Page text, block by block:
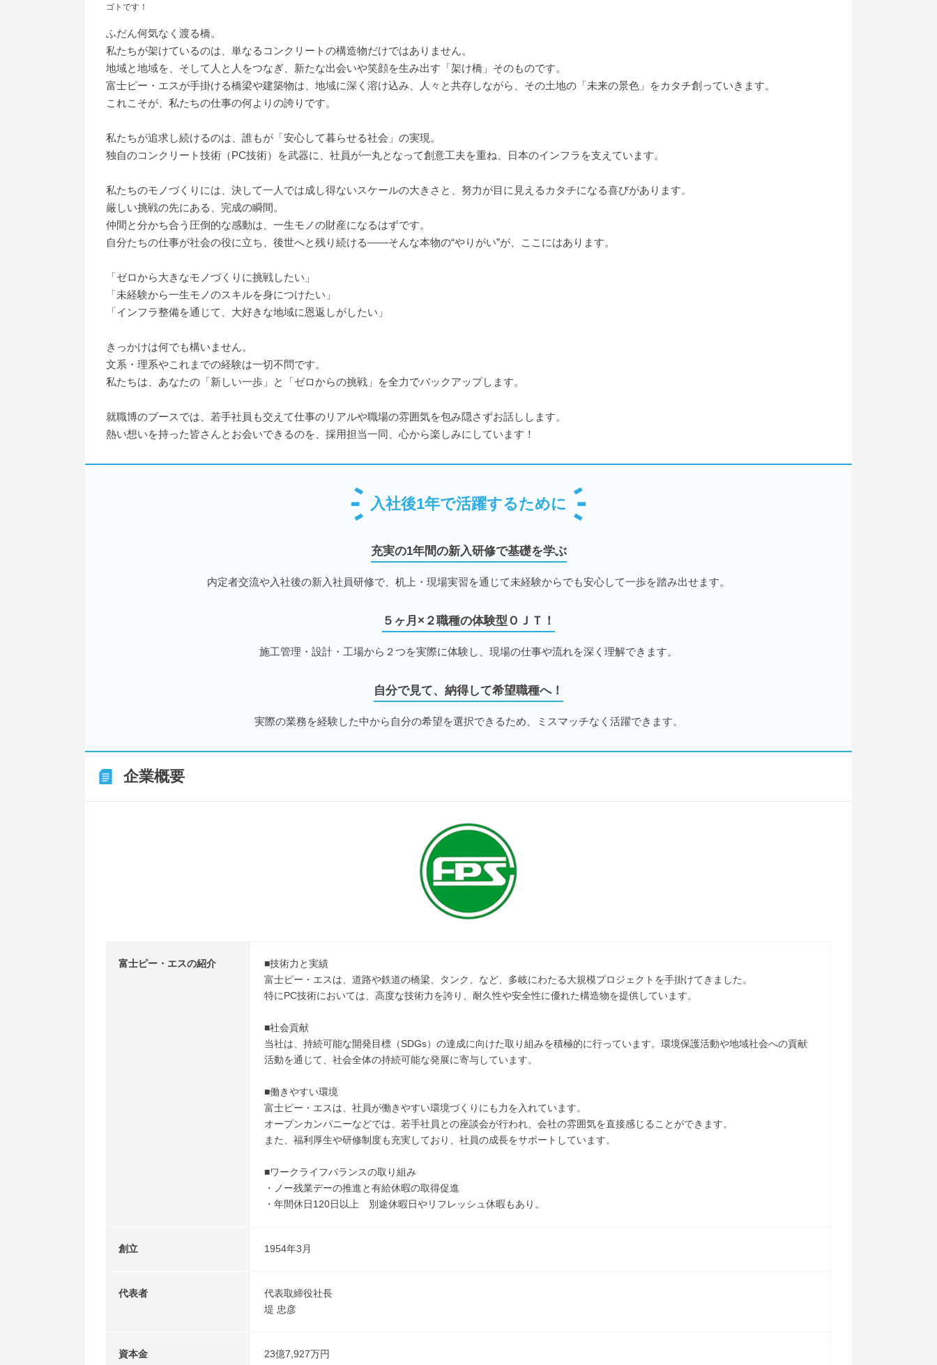
ゴトです！
ふだん何気なく渡る橋。
私たちが架けているのは、単なるコンクリートの構造物だけではありません。
地域と地域を、そして人と人をつなぎ、新たな出会いや笑顔を生み出す「架け橋」そのものです。
富士ピー・エスが手掛ける橋梁や建築物は、地域に深く溶け込み、人々と共存しながら、その土地の「未来の景色」をカタチ創っていきます。
これこそが、私たちの仕事の何よりの誇りです。
私たちが追求し続けるのは、誰もが「安心して暮らせる社会」の実現。
独自のコンクリート技術（PC技術）を武器に、社員が一丸となって創意工夫を重ね、日本のインフラを支えています。
私たちのモノづくりには、決して一人では成し得ないスケールの大きさと、努力が目に見えるカタチになる喜びがあります。
厳しい挑戦の先にある、完成の瞬間。
仲間と分かち合う圧倒的な感動は、一生モノの財産になるはずです。
自分たちの仕事が社会の役に立ち、後世へと残り続ける――そんな本物の“やりがい”が、ここにはあります。
「ゼロから大きなモノづくりに挑戦したい」
「未経験から一生モノのスキルを身につけたい」
「インフラ整備を通じて、大好きな地域に恩返しがしたい」
きっかけは何でも構いません。
文系・理系やこれまでの経験は一切不問です。
私たちは、あなたの「新しい一歩」と「ゼロからの挑戦」を全力でバックアップします。
就職博のブースでは、若手社員も交えて仕事のリアルや職場の雰囲気を包み隠さずお話しします。
熱い想いを持った皆さんとお会いできるのを、採用担当一同、心から楽しみにしています！
入社後1年で活躍するために
充実の1年間の新入研修で基礎を学ぶ
内定者交流や入社後の新入社員研修で、机上・現場実習を通じて未経験からでも安心して一歩を踏み出せます。
５ヶ月×２職種の体験型ＯＪＴ！
施工管理・設計・工場から２つを実際に体験し、現場の仕事や流れを深く理解できます。
自分で見て、納得して希望職種へ！
実際の業務を経験した中から自分の希望を選択できるため、ミスマッチなく活躍できます。
企業概要
富士ピー・エスの紹介
■技術力と実績
富士ピー・エスは、道路や鉄道の橋梁、タンク、など、多岐にわたる大規模プロジェクトを手掛けてきました。
特にPC技術においては、高度な技術力を誇り、耐久性や安全性に優れた構造物を提供しています。
■社会貢献
当社は、持続可能な開発目標（SDGs）の達成に向けた取り組みを積極的に行っています。環境保護活動や地域社会への貢献
活動を通じて、社会全体の持続可能な発展に寄与しています。
■働きやすい環境
富士ピー・エスは、社員が働きやすい環境づくりにも力を入れています。
オープンカンパニーなどでは、若手社員との座談会が行われ、会社の雰囲気を直接感じることができます。
また、福利厚生や研修制度も充実しており、社員の成長をサポートしています。
■ワークライフバランスの取り組み
・ノー残業デーの推進と有給休暇の取得促進
・年間休日120日以上 別途休暇日やリフレッシュ休暇もあり。
創立 1954年3月
代表者
代表取締役社長
堤 忠彦
資本金 23億7,927万円